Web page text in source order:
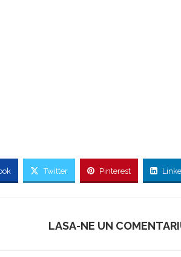
Twitter Pinterest
LASA-NE UN